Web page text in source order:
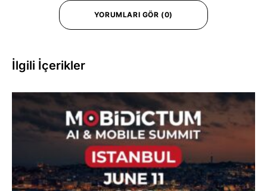
YORUMLARI GÖR (0)
İlgili İçerikler